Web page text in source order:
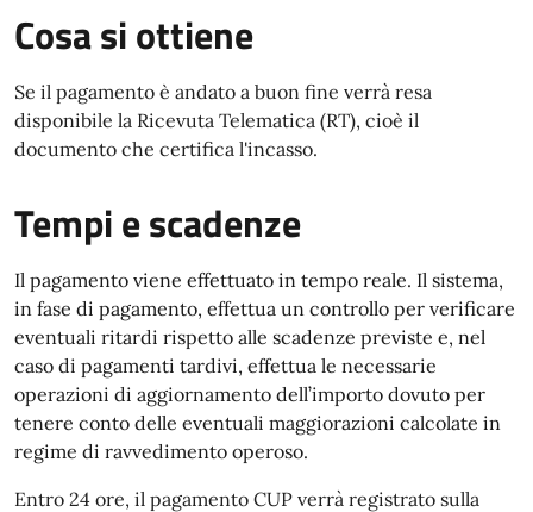
Cosa si ottiene
Se il pagamento è andato a buon fine verrà resa
disponibile la Ricevuta Telematica (RT), cioè il
documento che certifica l'incasso.
Tempi e scadenze
Il pagamento viene effettuato in tempo reale. Il sistema,
in fase di pagamento, effettua un controllo per verificare
eventuali ritardi rispetto alle scadenze previste e, nel
caso di pagamenti tardivi, effettua le necessarie
operazioni di aggiornamento dell’importo dovuto per
tenere conto delle eventuali maggiorazioni calcolate in
regime di ravvedimento operoso.
Entro 24 ore, il pagamento CUP verrà registrato sulla